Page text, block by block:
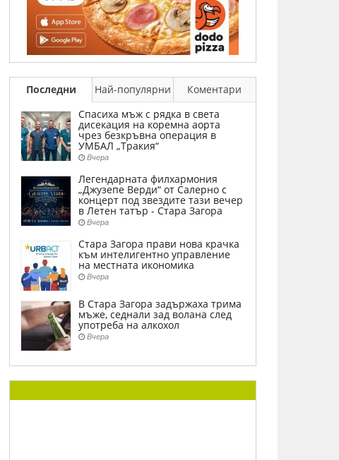
Последни Най-популярни
Коментари
Спасиха мъж с рядка в света
дисекация на коремна аорта
чрез безкръвна операция в
УМБАЛ „Тракия“
Вчера
Легендарната филхармония
„Джузепе Верди“ от Салерно с
концерт под звездите тази вечер
в Летен татър - Стара Загора
Вчера
Стара Загора прави нова крачка
към интелигентно управление
на местната икономика
Вчера
В Стара Загора задържаха трима
мъже, седнали зад волана след
употреба на алкохол
Вчера